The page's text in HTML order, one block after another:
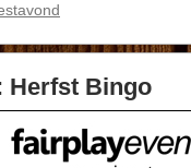
Herfst Bingo